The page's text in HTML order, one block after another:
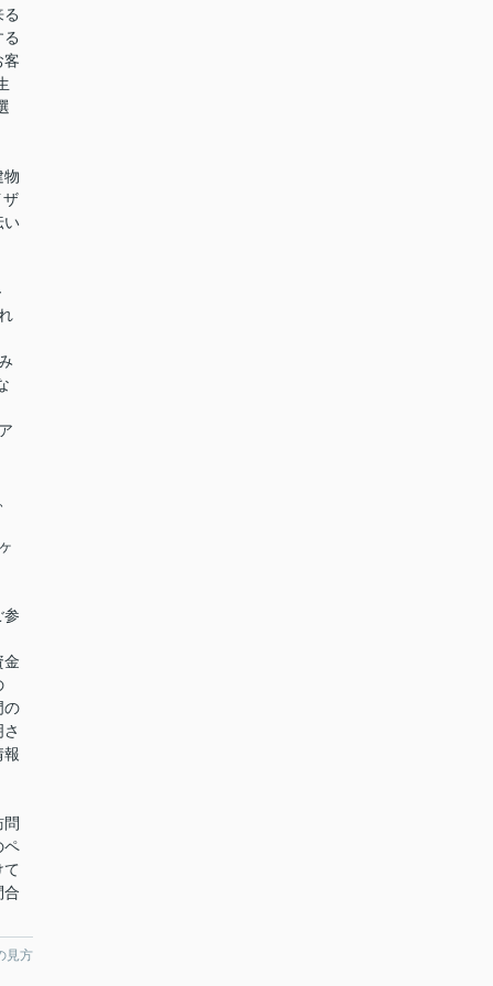
客
物
ザ
い
参
金
の
報
ペ
て
見方